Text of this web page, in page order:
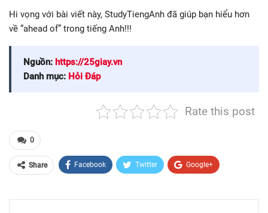
Hi vọng với bài viết này, StudyTiengAnh đã giúp bạn hiểu hơn
về “ahead of” trong tiếng Anh!!!
Nguồn: https://25giay.vn
Danh mục: Hỏi Đáp
Rate this post
0
Share Facebook Twitter Google+